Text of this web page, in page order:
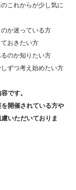
これからが少し気に
か迷っている方
おきたい方
のか知りたい方
ずつ考え始めたい方
です。
開催されている方や
いただいておりま